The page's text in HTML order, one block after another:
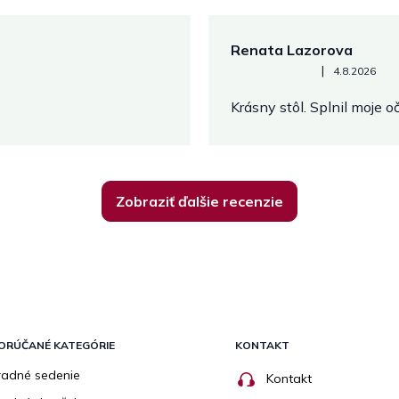
Renata Lazorova
Hodnotenie obchodu je 5
| 4.8.2026
Krásny stôl. Splnil moje
Zobraziť ďalšie recenzie
KATEGÓRIE
sedenie
KONTAKT
Kontakt